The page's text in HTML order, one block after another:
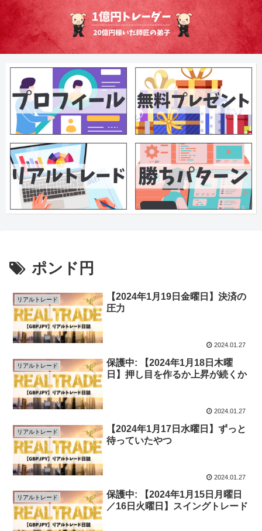
ポンド円
リアルトレード
【2024年1月19日金曜日】決済の
圧力
2024.01.27
リアルトレード
保護中: 【2024年1月18日木曜
日】押し目を作るか上昇が続くか
2024.01.27
リアルトレード
【2024年1月17日水曜日】ずっと
待っていたやつ
2024.01.27
リアルトレード
保護中: 【2024年1月15日月曜日
／16日火曜日】スイングトレード